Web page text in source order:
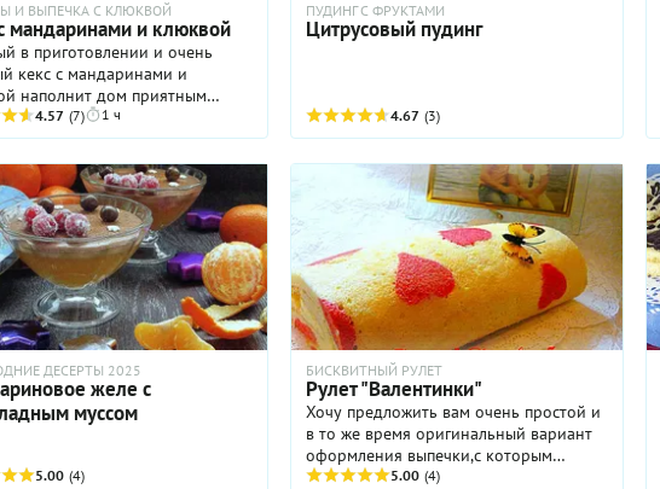
И ВЫПЕЧКА С КЛЮКВОЙ
мандаринами и клюквой
в приготовлении и очень
кекс с мандаринами и
наполнит дом приятным
и подарит вам волшебную
атмосферу в преддверии
Кисловатая северная
оттеняет сладость
мандарины отвечают в выпечке
цитрусовые нотки.
самое простое, с добавлением
— смело беритесь за
своих близких вкусной
выпечкой! Ниже я
подробный рецепт
кекса с мандаринами и
4.57 (7) 1 ч
ПУДИНГ С ФРУКТАМИ
Цитрусовый пудинг
4.67 (3)
ДЕСЕРТЫ 2025
желе с
муссом
5.00 (4)
БИСКВИТНЫЙ РУЛЕТ
Рулет "Валентинки"
Хочу предложить вам очень простой и
в то же время оригинальный вариант
оформления выпечки,с которым
справится даже начинающий....
5.00 (4)